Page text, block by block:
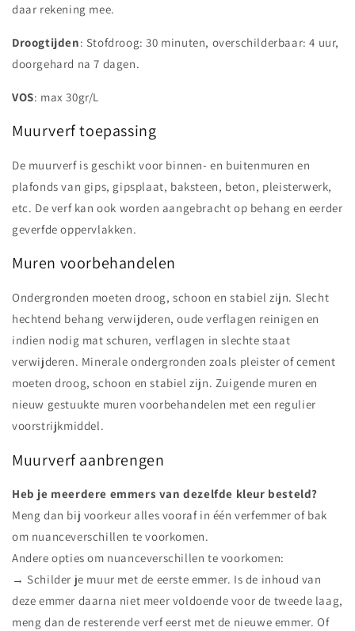
daar rekening mee.
Droogtijden: Stofdroog: 30 minuten, overschilderbaar: 4 uur,
doorgehard na 7 dagen.
VOS: max 30gr/L
Muurverf toepassing
De muurverf is geschikt voor binnen- en buitenmuren en
plafonds van gips, gipsplaat, baksteen, beton, pleisterwerk,
etc. De verf kan ook worden aangebracht op behang en eerder
geverfde oppervlakken.
Muren voorbehandelen
Ondergronden moeten droog, schoon en stabiel zijn. Slecht
hechtend behang verwijderen, oude verflagen reinigen en
indien nodig mat schuren, verflagen in slechte staat
verwijderen. Minerale ondergronden zoals pleister of cement
moeten droog, schoon en stabiel zijn. Zuigende muren en
nieuw gestuukte muren voorbehandelen met een regulier
voorstrijkmiddel.
Muurverf aanbrengen
Heb je meerdere emmers van dezelfde kleur besteld?
Meng dan bij voorkeur alles vooraf in één verfemmer of bak
om nuanceverschillen te voorkomen.
Andere opties om nuanceverschillen te voorkomen:
→ Schilder je muur met de eerste emmer. Is de inhoud van
deze emmer daarna niet meer voldoende voor de tweede laag,
meng dan de resterende verf eerst met de nieuwe emmer. Of